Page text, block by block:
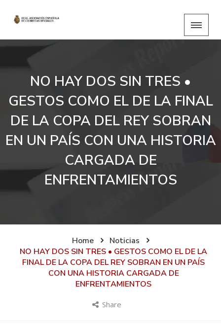
NO HAY DOS SIN TRES •
GESTOS COMO EL DE LA FINAL
DE LA COPA DEL REY SOBRAN
EN UN PAÍS CON UNA HISTORIA
CARGADA DE
ENFRENTAMIENTOS
Home
Noticias
NO HAY DOS SIN TRES • GESTOS COMO EL DE LA
FINAL DE LA COPA DEL REY SOBRAN EN UN PAÍS
CON UNA HISTORIA CARGADA DE
ENFRENTAMIENTOS
Share